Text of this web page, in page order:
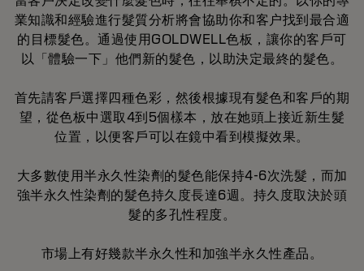
業知識和經驗進行髮質分析將會協助你和客户找到最合適
的目標髮色。通過使用GOLDWELL色板，讓你的客戶可
以「體驗一下」他們新的髮色，以助決定最終的髮色。
首先請客戶選擇四種色彩，然後根據現有髮色和客戶的期
望，從色板中選取4到5個樣本，放在她頭上接近新生髮
位置，以便客戶可以在鏡中看到模擬效果。
大多數使用半永久性染劑的髮色能保持4-6次洗髮，而加
強半永久性染劑的髮色持久度長達6週。持久度取決於頭
髮的多孔性程度。
市場上有好幾款半永久性和加強半永久性產品。